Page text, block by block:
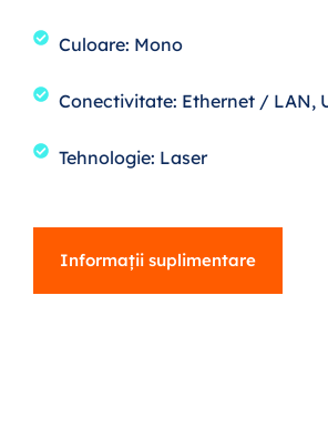
Culoare: Mono
Conectivitate: Ethernet / LAN,
Tehnologie: Laser
Informații suplimentare